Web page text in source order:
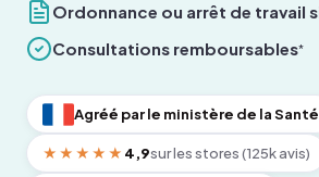
Ordonnance ou arrêt de travail
Consultations remboursables*
Agréé par le ministère de la Santé
★★★★★ 4,9sur les stores (125k avis)